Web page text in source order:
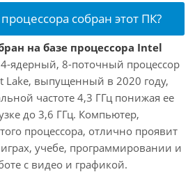
собран этот ПК?
на базе процессора Intel
4-ядерный, 8-поточный процессор
Lake, выпущенный в 2020 году,
частоте 4,3 ГГц понижая ее
до 3,6 ГГц. Компьютер,
процессора, отлично проявит
учебе, программировании и
с видео и графикой.